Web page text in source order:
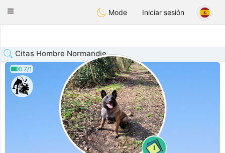
Animour
Toggle
Mode Iniciar sesión
Citas Hombre Normandie
0.7/1
1